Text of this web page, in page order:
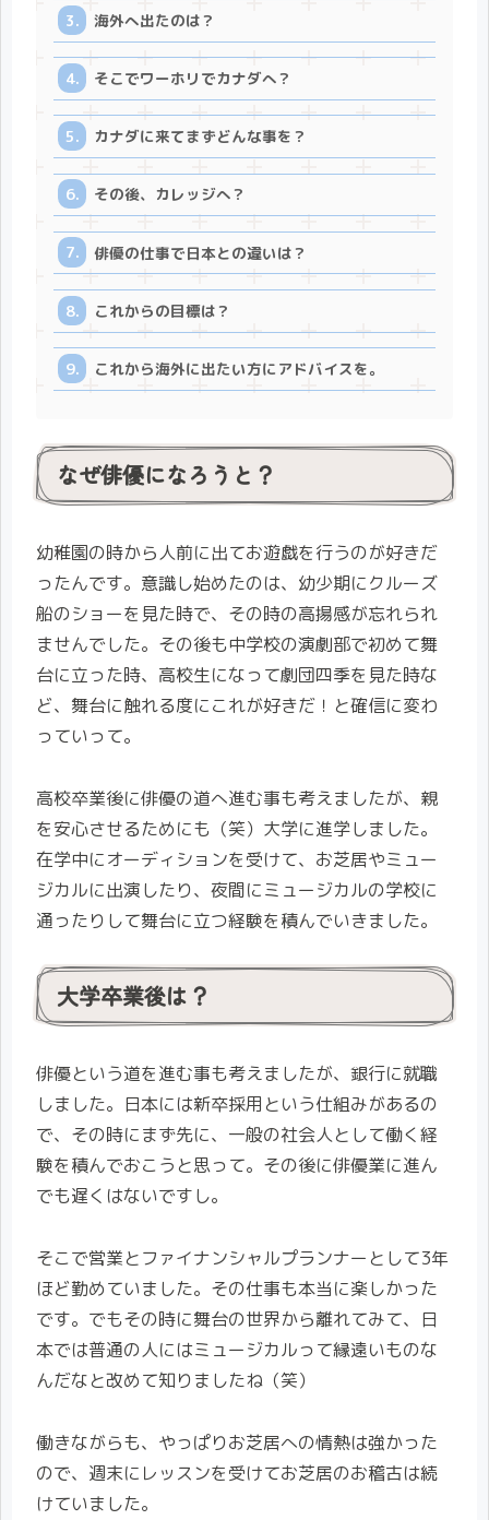
海外へ出たのは？
そこでワーホリでカナダへ？
カナダに来てまずどんな事を？
その後、カレッジへ？
俳優の仕事で日本との違いは？
これからの目標は？
これから海外に出たい方にアドバイスを。
なぜ俳優になろうと？
幼稚園の時から人前に出てお遊戯を行うのが好きだ
ったんです。意識し始めたのは、幼少期にクルーズ
船のショーを見た時で、その時の高揚感が忘れられ
ませんでした。その後も中学校の演劇部で初めて舞
台に立った時、高校生になって劇団四季を見た時な
ど、舞台に触れる度にこれが好きだ！と確信に変わ
っていって。
高校卒業後に俳優の道へ進む事も考えましたが、親
を安心させるためにも（笑）大学に進学しました。
在学中にオーディションを受けて、お芝居やミュー
ジカルに出演したり、夜間にミュージカルの学校に
通ったりして舞台に立つ経験を積んでいきました。
大学卒業後は？
俳優という道を進む事も考えましたが、銀行に就職
しました。日本には新卒採用という仕組みがあるの
で、その時にまず先に、一般の社会人として働く経
験を積んでおこうと思って。その後に俳優業に進ん
でも遅くはないですし。
そこで営業とファイナンシャルプランナーとして3年
ほど勤めていました。その仕事も本当に楽しかった
です。でもその時に舞台の世界から離れてみて、日
本では普通の人にはミュージカルって縁遠いものな
んだなと改めて知りましたね（笑）
働きながらも、やっぱりお芝居への情熱は強かった
ので、週末にレッスンを受けてお芝居のお稽古は続
けていました。